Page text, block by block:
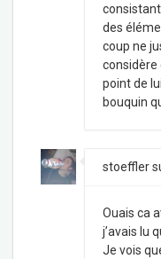
des
coup ne
considère
point de
bouquin
stoeffler
Ouais ca
j’avais lu
Je vois